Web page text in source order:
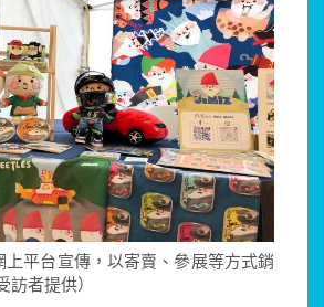
上平台宣傳，以寄賣、參展等方式銷
訪者提供）